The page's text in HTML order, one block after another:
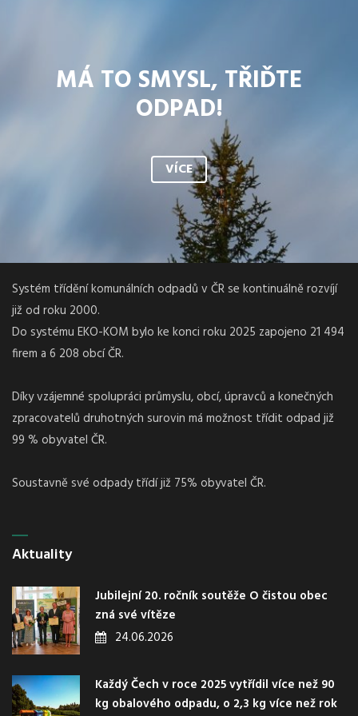
MÁ TO SMYSL, TŘIĎTE
ODPAD!
VÍCE
Systém třídění komunálních odpadů v ČR se kontinuálně rozvíjí
již od roku 2000.
Do systému EKO-KOM bylo ke konci roku 2025 zapojeno 21 494
firem a 6 208 obcí ČR.
Díky vzájemné spolupráci průmyslu, obcí, úpravců a konečných
zpracovatelů druhotných surovin má možnost třídit odpad již
99 % obyvatel ČR.
Soustavně své odpady třídí již 75% obyvatel ČR.
Aktuality
Jubilejní 20. ročník soutěže O čistou obec
zná své vítěze
24.06.2026
Každý Čech v roce 2025 vytřídil více než 90
kg obalového odpadu, o 2,3 kg více než rok